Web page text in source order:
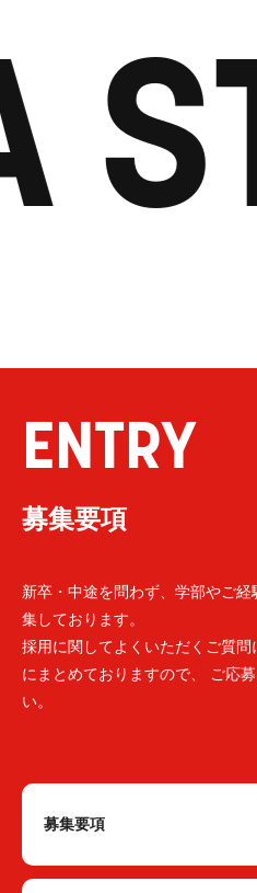
ENTRY
募集要項
新卒・中途を問わず、学部やご
集しております。
採用に関してよくいただくご質問
にまとめておりますので、 ご応
い。
募集要項